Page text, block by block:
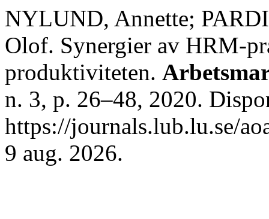
NYLUND, Annette;
Olof. Synergier av HRM-
produktiviteten.
n. 3, p. 26–48, 2020.
https://journals.lub.lu.se/
9 aug. 2026.